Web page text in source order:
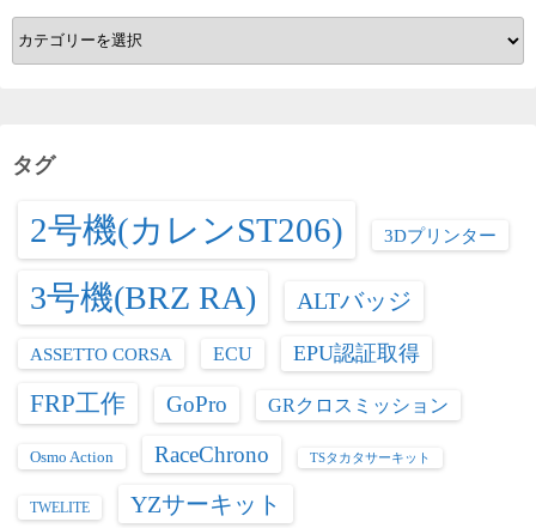
カ
テ
ー
タグ
2号機(カレンST206) 3Dプリンター
3号機(BRZ RA) ALTバッジ
ASSETTO CORSA ECU EPU認証取得
FRP工作 GoPro GRクロスミッション
Osmo Action RaceChrono TSタカタサーキット
TWELITE YZサーキット